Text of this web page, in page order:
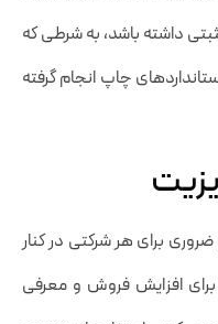
داشته باشد، به شرطی که
چاپ انجام گرفته
ضروری برای هر شرکتی در کنار
افزایش فروش و معرفی